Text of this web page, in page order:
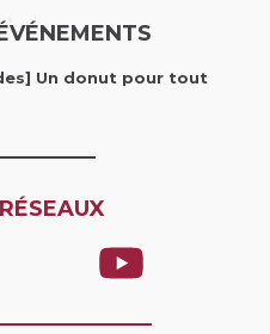
Un donut pour tout